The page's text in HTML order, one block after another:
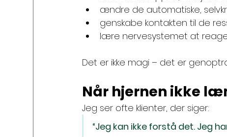
ændre de automatiske,
genskabe kontakten til de
lære nervesystemet at
Det er ikke magi – det er
Når hjernen ikke
Jeg ser ofte klienter, der siger:
“Jeg kan ikke forstå det. Jeg